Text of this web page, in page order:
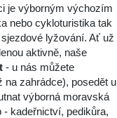
je výborným výchozím
nebo cykloturistika tak
lyžování. Ať už
aktivně, naše
- u nás můžete
na zahrádce), posedět u
výborná moravská
kadeřnictví, pedikůra,